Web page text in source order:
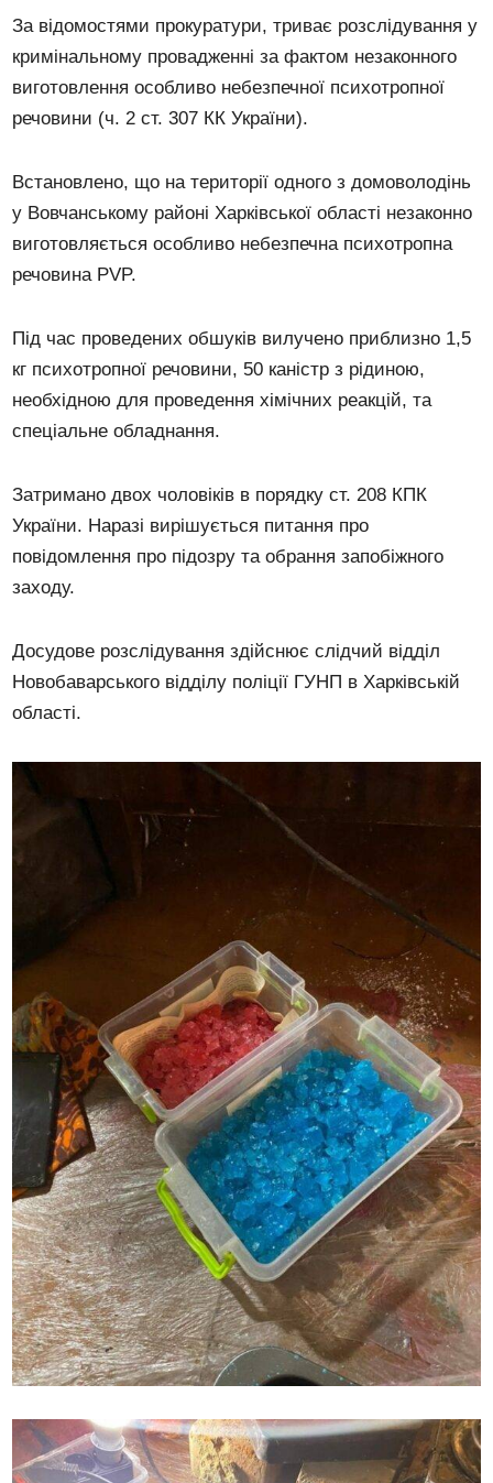
За відомостями прокуратури, триває розслідування у
кримінальному провадженні за фактом незаконного
виготовлення особливо небезпечної психотропної
речовини (ч. 2 ст. 307 КК України).
Встановлено, що на території одного з домоволодінь
у Вовчанському районі Харківської області незаконно
виготовляється особливо небезпечна психотропна
речовина PVP.
Під час проведених обшуків вилучено приблизно 1,5
кг психотропної речовини, 50 каністр з рідиною,
необхідною для проведення хімічних реакцій, та
спеціальне обладнання.
Затримано двох чоловіків в порядку ст. 208 КПК
України. Наразі вирішується питання про
повідомлення про підозру та обрання запобіжного
заходу.
Досудове розслідування здійснює слідчий відділ
Новобаварського відділу поліції ГУНП в Харківській
області.